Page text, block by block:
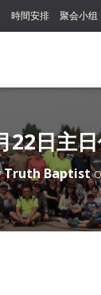
時間安排 聚会小组
22日主
Truth Baptist